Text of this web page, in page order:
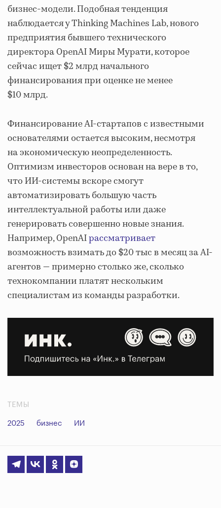
бизнес-модели. Подобная тенденция
наблюдается у Thinking Machines Lab, нового
предприятия бывшего технического
директора OpenAI Миры Мурати, которое
сейчас ищет $2 млрд начального
финансирования при оценке не менее
$10 млрд.
Финансирование AI-стартапов с известными
основателями остается высоким, несмотря
на экономическую неопределенность.
Оптимизм инвесторов основан на вере в то,
что ИИ-системы вскоре смогут
автоматизировать большую часть
интеллектуальной работы или даже
генерировать совершенно новые знания.
Например, OpenAIрассматривает
возможность взимать до $20 тыс в месяц за AI-
агентов — примерно столько же, сколько
технокомпании платят нескольким
специалистам из команды разработки.
ТЕМЫ
2025 бизнес ИИ